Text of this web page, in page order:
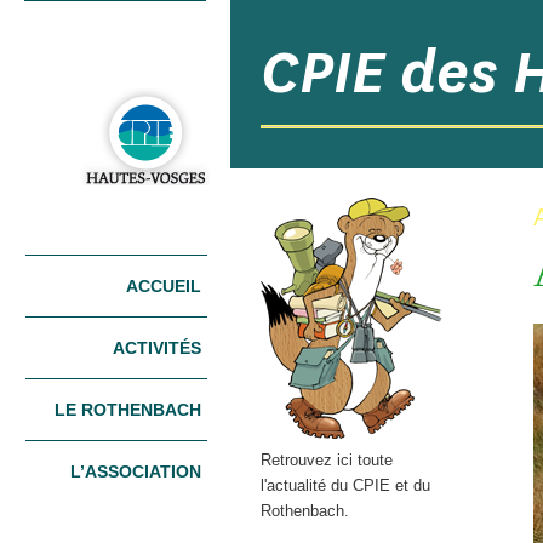
ALLER AU
CONTENU
PRINCIPAL
ALLER AU
CONTENU
SECONDAIRE
ACCUEIL
ACTIVITÉS
LE ROTHENBACH
L’ASSOCIATION
CPIE des
Retrouvez ici toute
l'actualité du CPIE et du
Rothenbach.